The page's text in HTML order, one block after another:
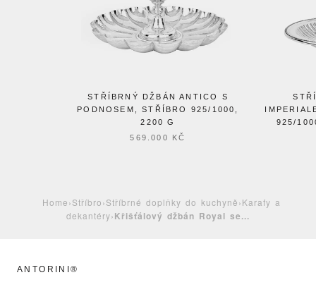
STŘÍBRNÝ DŽBÁN ANTICO S
PODNOSEM, STŘÍBRO 925/1000,
2200 G
569.000 KČ
925/
Home›Stříbro›Stříbrné doplňky do kuchyně›Karafy a
dekantéry›Křišťálový džbán Royal se...
ANTORINI®